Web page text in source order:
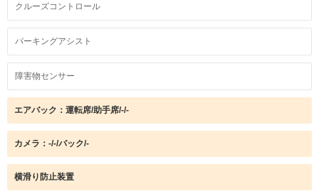
クルーズコントロール
パーキングアシスト
障害物センサー
エアバック：運転席/助手席/-/-
カメラ：-/-/バック/-
横滑り防止装置